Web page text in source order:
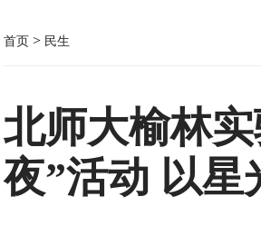
首页 > 民生
北师大榆林
夜”活动 以